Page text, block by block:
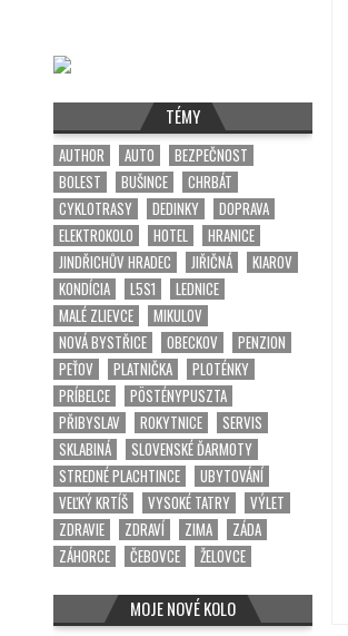
TÉMY
AUTHOR AUTO
BEZPEČNOST
BOLEST
BUŠINCE
CHRBÁT
CYKLOTRASY
DEDINKY
DOPRAVA
ELEKTROKOLO
HOTEL
HRANICE
JINDŘICHŮV HRADEC
JIŘIČNÁ
KIAROV
KONDÍCIA
L5S1
LEDNICE
MALÉ ZLIEVCE
MIKULOV
NOVÁ BYSTŘICE
OBECKOV
PENZION
PEŤOV
PLATNIČKA
PLOTÉNKY
PRÍBELCE
PÖSTÉNYPUSZTA
PŘIBYSLAV
ROKYTNICE
SERVIS
SKLABINÁ
SLOVENSKÉ ĎARMOTY
STREDNÉ PLACHTINCE
UBYTOVÁNÍ
VEĽKÝ KRTÍŠ
VYSOKÉ TATRY
VÝLET
ZDRAVIE
ZDRAVÍ ZIMA
ZÁDA
ZÁHORCE
ČEBOVCE ŽELOVCE
MOJE NOVÉ KOLO